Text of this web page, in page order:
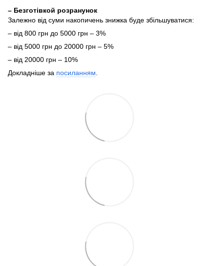
– Безготівкой розранунок
Залежно від суми накопичень знижка буде збільшуватися:
– від 800 грн до 5000 грн – 3%
– від 5000 грн до 20000 грн – 5%
– від 20000 грн – 10%
Докладніше за посиланням